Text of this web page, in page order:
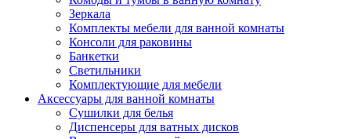
Зеркала
Комплекты мебели для ванной комнаты
Консоли для раковины
Банкетки
Светильники
Комплектующие для мебели
Аксессуары для ванной комнаты
Сушилки для белья
Диспенсеры для ватных дисков